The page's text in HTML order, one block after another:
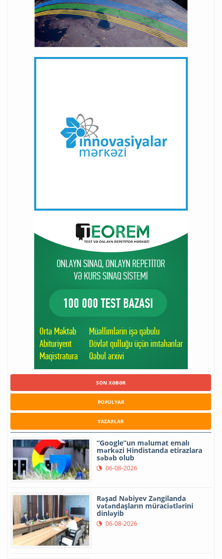
SON XƏBƏR
POPULYAR
YAZARLAR
“Google”un məlumat emalı
mərkəzi Hindistanda etirazlara
səbəb olub
06-08-2026
Rəşad Nəbiyev Zəngilanda
vətəndaşların müraciətlərini
dinləyib
06-08-2026